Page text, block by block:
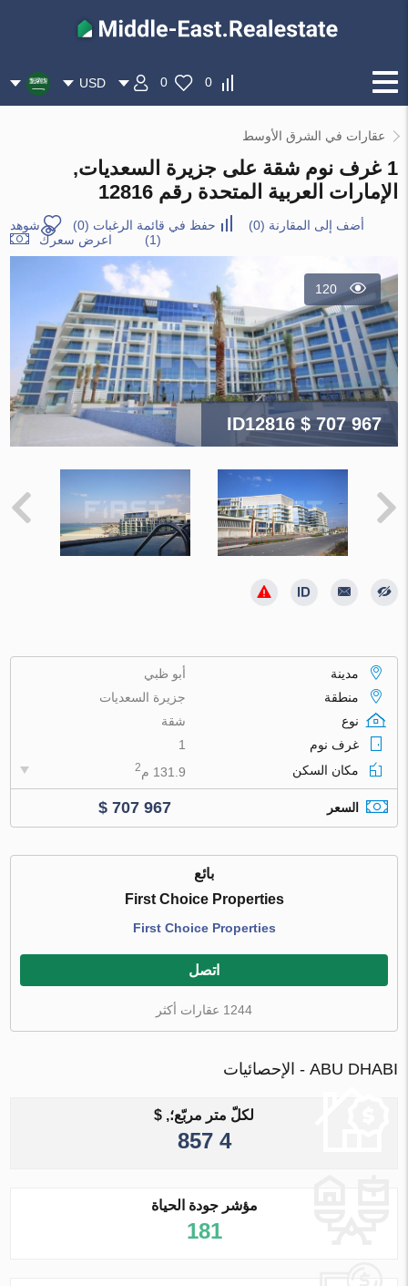
0
0
USD
عقارات في الشرق الأوسط
1 غرف نوم شقة على جزيرة السعديات,
الإمارات العربية المتحدة رقم 12816
أضف إلى المقارنة (
0
) حفظ في قائمة الرغبات (
0
)
شوهد
(1)
اعرض سعرك
120
ID12816$ 707 967
مدينة
أبو ظبي
منطقة
جزيرة السعديات
نوع
شقة
غرف نوم
1
مكان السكن
131.9 م 2
السعر $ 707 967
بائع
First Choice Properties
First Choice Properties
اتصل
1244 عقارات أكثر
ABU DHABI - الإحصائيات
لكلّ متر مربّع؛, $
4 857
مؤشر جودة الحياة
181